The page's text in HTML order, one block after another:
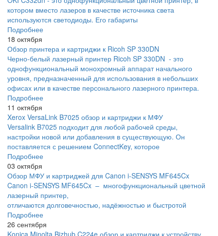
котором вместо лазеров в качестве источника света
используются светодиоды. Его габариты
Подробнее
18 октября
Обзор принтера и картриджи к Ricoh SP 330DN
Черно-белый лазерный принтер Ricoh SP 330DN - это
однофункциональный монохромный аппарат начального
уровня, предназначенный для использования в небольших
офисах или в качестве персонального лазерного принтера.
Подробнее
11 октября
Xerox VersaLink B7025 обзор и картриджи к МФУ
Versalink B7025 подходит для любой рабочей среды,
настройки новой или добавления в существующую. Он
поставляется с решением ConnectKey, которое
Подробнее
03 октября
Обзор МФУ и картриджей для Canon i-SENSYS MF645Cx
Canon i-SENSYS MF645Cx – многофункциональный цветной
лазерный принтер,
отличаются долговечностью, надёжностью и быстротой
Подробнее
26 сентября